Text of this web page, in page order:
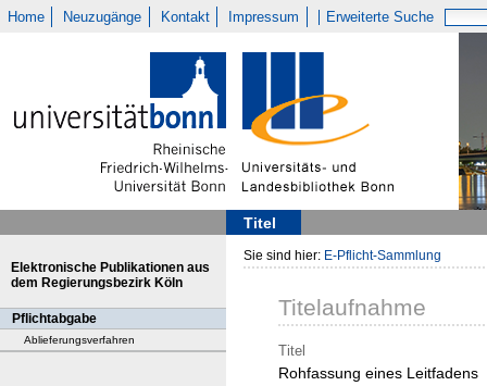
Home Neuzugänge Kontakt Impressum Erweiterte Suche
Titel
Elektronische Publikationen aus
dem Regierungsbezirk Köln
Pflichtabgabe
Ablieferungsverfahren
Sie sind hier: E-Pflicht-Sammlung
Titelaufnahme
Titel
Rohfassung eines Leitfadens